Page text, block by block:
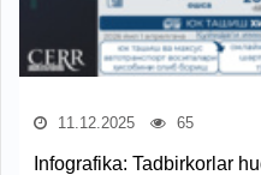
11.12.2025 65
Infografika: Tadbirkorlar